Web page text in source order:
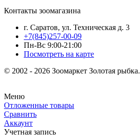
Контакты зоомагазина
г. Саратов, ул. Техническая д. 3
+7(845)257-00-09
Пн-Вс 9:00-21:00
Посмотреть на карте
© 2002 - 2026 Зоомаркет Золотая рыбка.
Меню
Отложенные товары
Сравнить
Аккаунт
Учетная запись